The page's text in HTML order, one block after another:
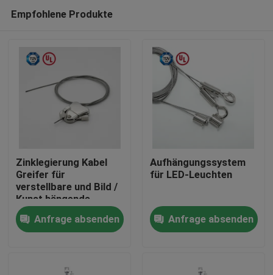
Haus
Produkte
Empfohlene Produkte
Zinklegierung Kabel
Greifer für
verstellbare und Bild /
Kunst hängende
Anzeige
Anfrage absenden
Aufhängungssystem
für LED-Leuchten
Anfrage absenden